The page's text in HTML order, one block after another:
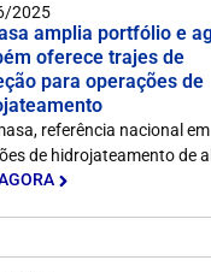
2025
amplia portfólio e
oferece trajes de
para operações de
referência nacional em
de hidrojateamento de